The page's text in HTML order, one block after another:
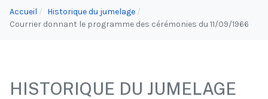
Accueil
Historique du jumelage
Courrier donnant le programme des cérémonies du 11/09/1966
HISTORIQUE DU JUMELAGE